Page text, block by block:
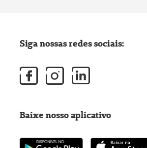
Siga nossas redes sociais:
Baixe nosso aplicativo